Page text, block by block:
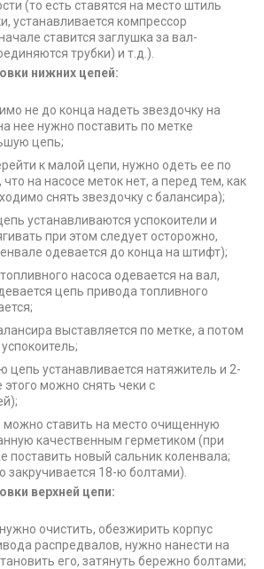
(то есть ставятся на место штиль
устанавливается компрессор
ставится заглушка за вал-
трубки) и т.д.).
нижних цепей:
не до конца надеть звездочку на
нее нужно поставить по метке
цепь;
к малой цепи, нужно одеть ее по
на насосе меток нет, а перед тем, как
снять звездочку с балансира);
устанавливаются успокоители и
при этом следует осторожно,
одевается до конца на штифт);
насоса одевается на вал,
цепь привода топливного
выставляется по метке, а потом
цепь устанавливается натяжитель и 2-
можно снять чеки с
можно ставить на место очищенную
качественным герметиком (при
поставить новый сальник коленвала;
закручивается 18-ю болтами).
верхней цепи:
очистить, обезжирить корпус
распредвалов, нужно нанести на
его, затянуть бережно болтами;